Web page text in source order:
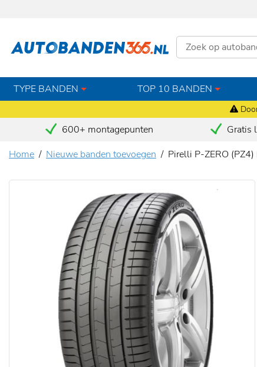
TYPE BANDEN TOP 10 BANDEN
600+ montagepunten Gratis
Home
Nieuwe banden toevoegen Pirelli P-ZERO